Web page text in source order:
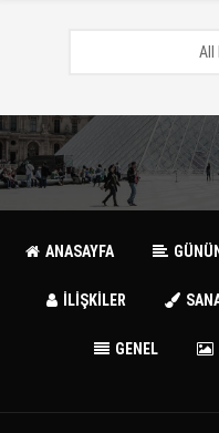
All
ANASAYFA
İLİŞKİLER
GENEL